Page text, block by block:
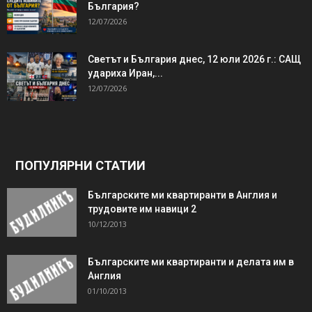
България?
12/07/2026
Светът и България днес, 12 юли 2026 г.: САЩ
удариха Иран,...
12/07/2026
ПОПУЛЯРНИ СТАТИИ
Българските ми квартиранти в Англия и
трудовите им навици 2
10/12/2013
Българските ми квартиранти и делата им в
Англия
01/10/2013